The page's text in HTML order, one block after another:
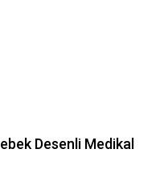
Desenli Medikal